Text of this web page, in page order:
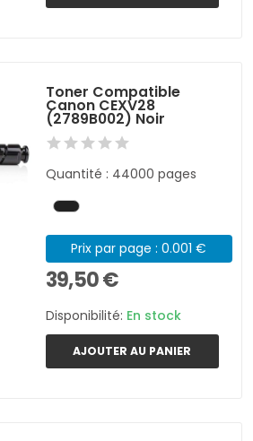
Toner Compatible
Canon CEXV28
(2789B002) Noir
Quantité : 44000 pages
Prix par page : 0.001 €
39,50 €
Disponibilité: En stock
AJOUTER AU PANIER